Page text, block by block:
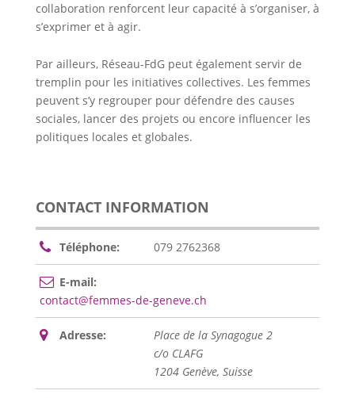
collaboration renforcent leur capacité à s’organiser, à
s’exprimer et à agir.
Par ailleurs, Réseau-FdG peut également servir de
tremplin pour les initiatives collectives. Les femmes
peuvent s’y regrouper pour défendre des causes
sociales, lancer des projets ou encore influencer les
politiques locales et globales.
CONTACT INFORMATION
Téléphone: 079 2762368
E-mail:
contact@femmes-de-geneve.ch
Adresse:
Place de la Synagogue 2
c/o CLAFG
1204 Genève, Suisse